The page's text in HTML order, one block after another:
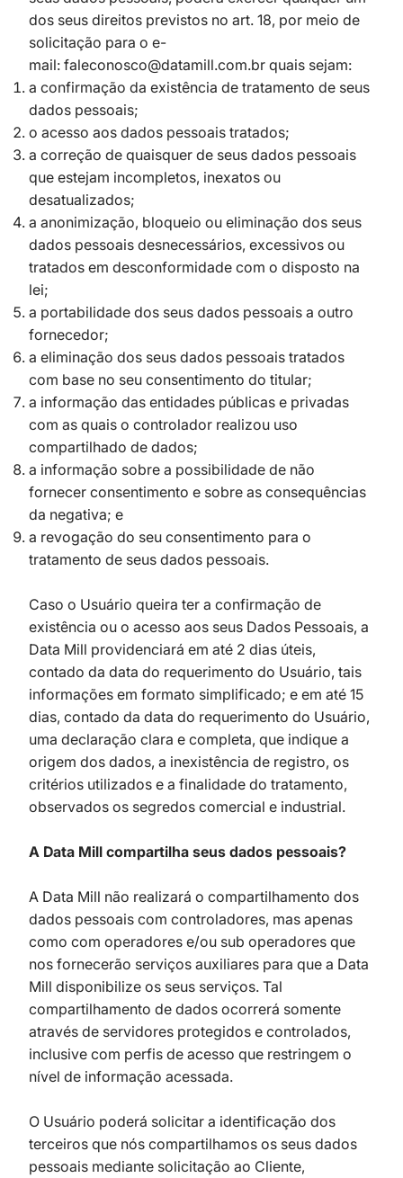
dos seus direitos previstos no art. 18, por meio de
solicitação para o e-
mail: faleconosco@datamill.com.br quais sejam:
a confirmação da existência de tratamento de seus
dados pessoais;
o acesso aos dados pessoais tratados;
a correção de quaisquer de seus dados pessoais
que estejam incompletos, inexatos ou
desatualizados;
a anonimização, bloqueio ou eliminação dos seus
dados pessoais desnecessários, excessivos ou
tratados em desconformidade com o disposto na
lei;
a portabilidade dos seus dados pessoais a outro
fornecedor;
a eliminação dos seus dados pessoais tratados
com base no seu consentimento do titular;
a informação das entidades públicas e privadas
com as quais o controlador realizou uso
compartilhado de dados;
a informação sobre a possibilidade de não
fornecer consentimento e sobre as consequências
da negativa; e
a revogação do seu consentimento para o
tratamento de seus dados pessoais.
Caso o Usuário queira ter a confirmação de
existência ou o acesso aos seus Dados Pessoais, a
Data Mill providenciará em até 2 dias úteis,
contado da data do requerimento do Usuário, tais
informações em formato simplificado; e em até 15
dias, contado da data do requerimento do Usuário,
uma declaração clara e completa, que indique a
origem dos dados, a inexistência de registro, os
critérios utilizados e a finalidade do tratamento,
observados os segredos comercial e industrial.
A Data Mill compartilha seus dados pessoais?
A Data Mill não realizará o compartilhamento dos
dados pessoais com controladores, mas apenas
como com operadores e/ou sub operadores que
nos fornecerão serviços auxiliares para que a Data
Mill disponibilize os seus serviços. Tal
compartilhamento de dados ocorrerá somente
através de servidores protegidos e controlados,
inclusive com perfis de acesso que restringem o
nível de informação acessada.
O Usuário poderá solicitar a identificação dos
terceiros que nós compartilhamos os seus dados
pessoais mediante solicitação ao Cliente,